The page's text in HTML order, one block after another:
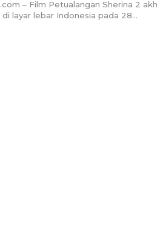
– Film Petualangan Sherina 2
di layar lebar Indonesia pada 28…